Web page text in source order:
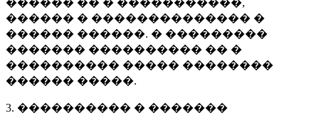
������ �� � �����������,
������ � �������������� �
������ ������. � ���������
������� ���������� �� �
���������� ����� ��������
������ �����.
3. ���������� � �������